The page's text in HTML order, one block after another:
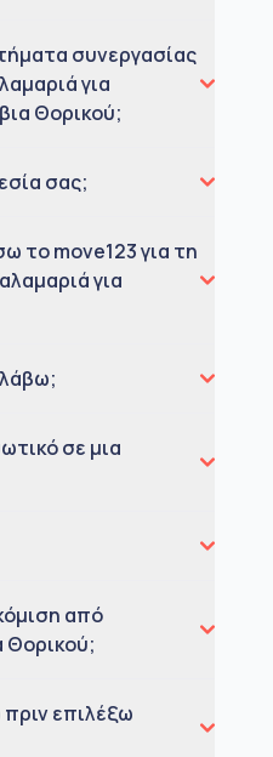
συνεργασίας
για
Θορικού;
σας;
το move123 για τη
για
σε μια
από
Θορικού;
επιλέξω